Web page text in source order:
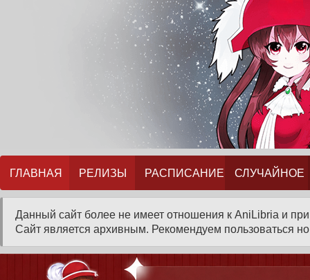
ГЛАВНАЯ РЕЛИЗЫ РАСПИСАНИЕ СЛУЧАЙНОЕ
Данный сайт более не имеет отношения к AniLibria и
Сайт является архивным. Рекомендуем пользоваться